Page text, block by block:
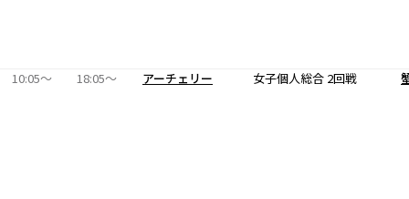
10:05〜 18:05〜 アーチェリー 女子個人総合 2回戦